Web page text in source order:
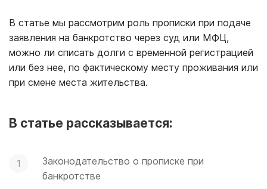
В статье мы рассмотрим роль прописки при подаче
заявления на банкротство через суд или МФЦ,
можно ли списать долги с временной регистрацией
или без нее, по фактическому месту проживания или
при смене места жительства.
В статье рассказывается:
Законодательство о прописке при
банкротстве